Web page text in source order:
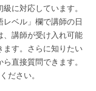
に対応しています。
ベル」欄で講師の日
、講師が受け入れ可能
ます。さらに知りたい
直接質問できます。
ださい。